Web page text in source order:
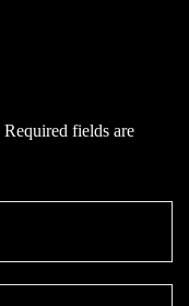
Required fields are